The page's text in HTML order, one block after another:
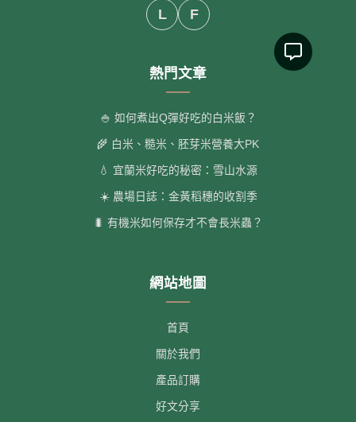
L F
熱門文章
🍚 如何煮出Q彈好吃的白米飯？
🌾 白米、糙米、胚芽米營養大PK
💧 宜蘭米好吃的秘密：雪山水源
☀️ 農場日誌：金黃稻穗的收割季
🐛 有機米如何保存才不會長米蟲？
網站地圖
首頁
關於我們
產品訂購
好文分享